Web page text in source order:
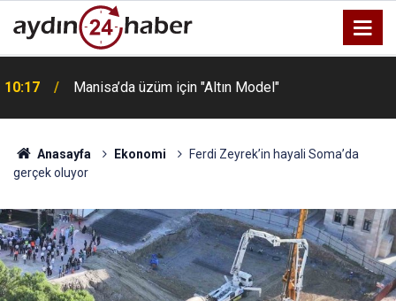
10:17 Manisa’da üzüm için "Altın Model"
Anasayfa Ekonomi
Ferdi Zeyrek’in hayali Soma’da
gerçek oluyor